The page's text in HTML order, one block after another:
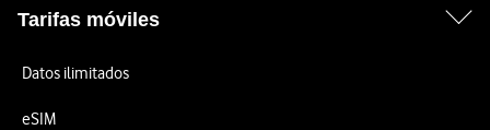
Tarifas móviles
Datos ilimitados
eSIM